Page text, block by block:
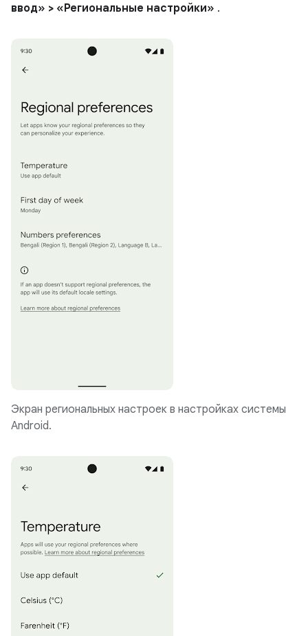
ввод» > «Региональные настройки» .
Экран региональных настроек в настройках системы
Android.